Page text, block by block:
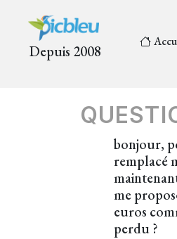
Depuis 2008
bonjour,
remplacé
me
euros
perdu ?